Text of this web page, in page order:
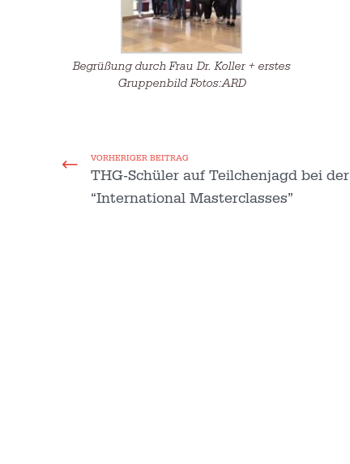
Begrüßung durch Frau Dr. Koller + erstes
Gruppenbild Fotos:ARD
VORHERIGER BEITRAG
THG-Schüler auf Teilchenjagd bei der
“International Masterclasses”